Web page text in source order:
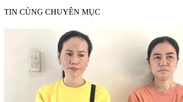
TIN CÙNG CHUYÊN MỤC